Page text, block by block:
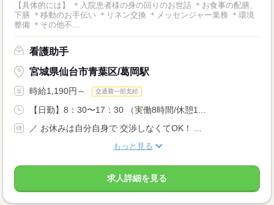
【具体的には】 ＊入院患者様の身の回りのお世話 ＊お食事の配膳、
下膳 ＊移動のお手伝い ＊リネン交換 ＊メッセンジャー業務 ＊環境
整備 ＊その他不...
看護助手
宮城県仙台市青葉区/葛岡駅
時給1,190円～ 交通費一部支給
【日勤】8：30〜17：30 （実働8時間/休憩1...
／ お休みは自分自身で 交渉しなくてOK！ ...
もっと見る
求人詳細を見る